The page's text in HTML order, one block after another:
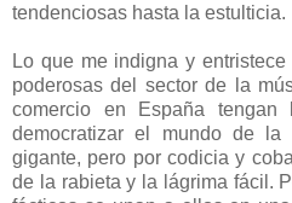
tendenciosas hasta la estulticia.
Lo que me indigna y
poderosas del sector de la
comercio en España
democratizar el mundo de
gigante, pero por codicia y
de la rabieta y la lágrima fácil.